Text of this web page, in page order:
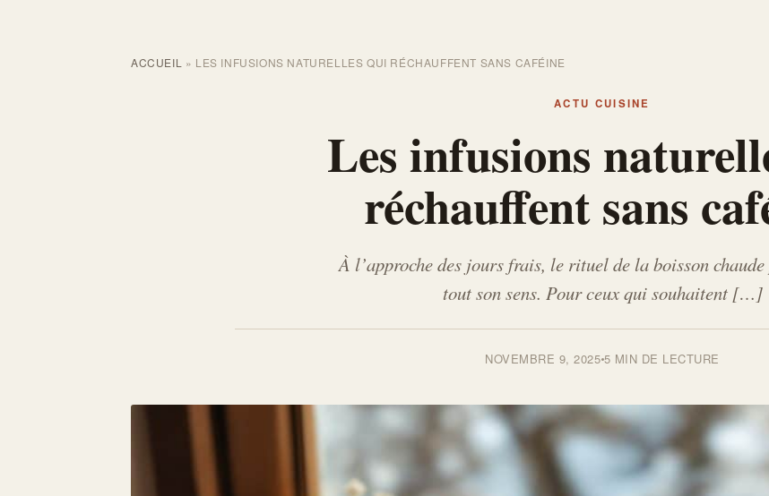
ACCUEIL » LES INFUSIONS NATURELLES QUI RÉCHAUFFENT SANS CAFÉINE
ACTU CUISINE
Les infusions
réchauffent sans
À l’approche des jours frais, le rituel de la boisson
tout son sens. Pour ceux qui souhaitent […]
NOVEMBRE 9, 20255 MIN DE LECTURE